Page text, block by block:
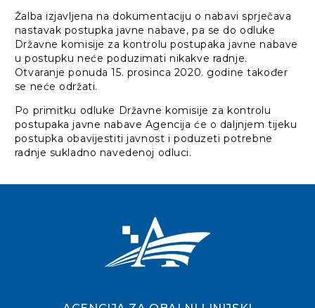
Žalba izjavljena na dokumentaciju o nabavi sprječava
nastavak postupka javne nabave, pa se do odluke
Državne komisije za kontrolu postupaka javne nabave
u postupku neće poduzimati nikakve radnje.
Otvaranje ponuda 15. prosinca 2020. godine također
se neće održati.
Po primitku odluke Državne komisije za kontrolu
postupaka javne nabave Agencija će o daljnjem tijeku
postupka obavijestiti javnost i poduzeti potrebne
radnje sukladno navedenoj odluci.